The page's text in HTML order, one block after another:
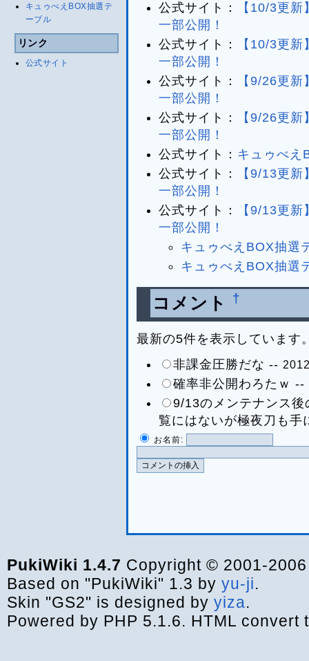
キュゥべえBOX抽選テ
ーブル
リンク
公式サイト
公式サイト：
【10/3更
一部公開！
公式サイト：
【10/3更
一部公開！
公式サイト：
【9/26更
一部公開！
公式サイト：
【9/26更
一部公開！
公式サイト： キュゥべえ
公式サイト：
【9/13更
一部公開！
公式サイト：
【9/13更
一部公開！
キュゥべえBOX抽選
キュゥべえBOX抽選
コメント †
最新の5件を表示しています
非課金圧勝だな --
確率非公開わろたｗ --
9/13のメンテナンス
覧にはないが極夜刀も
お名前:
PukiWiki 1.4.7 Copyright © 2001-
Based on "PukiWiki" 1.3 by yu-ji.
Skin "GS2" is designed by yiza.
Powered by PHP 5.1.6. HTML convert